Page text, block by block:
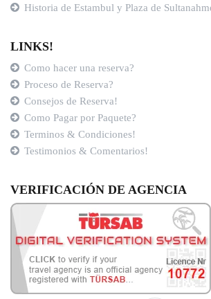
Historia de Estambul y Plaza de
LINKS!
Como hacer una reserva?
Proceso de Reserva?
Consejos de Reserva!
Como Pagar por Paquete?
Terminos & Condiciones!
Testimonios & Comentarios!
VERIFICACIÓN DE AGENCIA